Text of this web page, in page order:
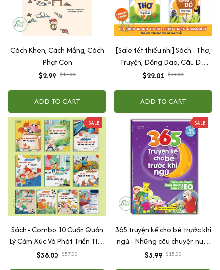
Cách Khen, Cách Mắng, Cách
Phạt Con
$2.99 $17.00
ADD TO CART
[Sale tết thiếu nhi] Sách - Thơ,
Truyện, Đồng Dao, Câu Đố,
Tập Nói Tập Đọc Cho Bé 0-6
$22.01 $39.00
ADD TO CART
SALE
Sách - Combo 10 Cuốn Quản
Lý Cảm Xúc Và Phát Triển Tính
Cách Cho Bé Từ 2 - 6 Tuổi
$38.00 $57.00
SALE
365 truyện kể cho bé trước khi
ngủ - Những câu chuyện nuôi
dưỡng cảm xúc EQ (2-12 tuổi)
$5.99 $15.00